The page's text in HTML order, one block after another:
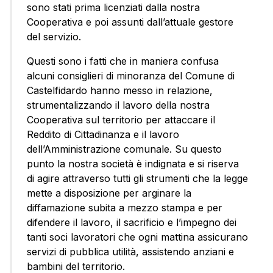
sono stati prima licenziati dalla nostra
Cooperativa e poi assunti dall’attuale gestore
del servizio.
Questi sono i fatti che in maniera confusa
alcuni consiglieri di minoranza del Comune di
Castelfidardo hanno messo in relazione,
strumentalizzando il lavoro della nostra
Cooperativa sul territorio per attaccare il
Reddito di Cittadinanza e il lavoro
dell’Amministrazione comunale. Su questo
punto la nostra società è indignata e si riserva
di agire attraverso tutti gli strumenti che la legge
mette a disposizione per arginare la
diffamazione subita a mezzo stampa e per
difendere il lavoro, il sacrificio e l’impegno dei
tanti soci lavoratori che ogni mattina assicurano
servizi di pubblica utilità, assistendo anziani e
bambini del territorio.